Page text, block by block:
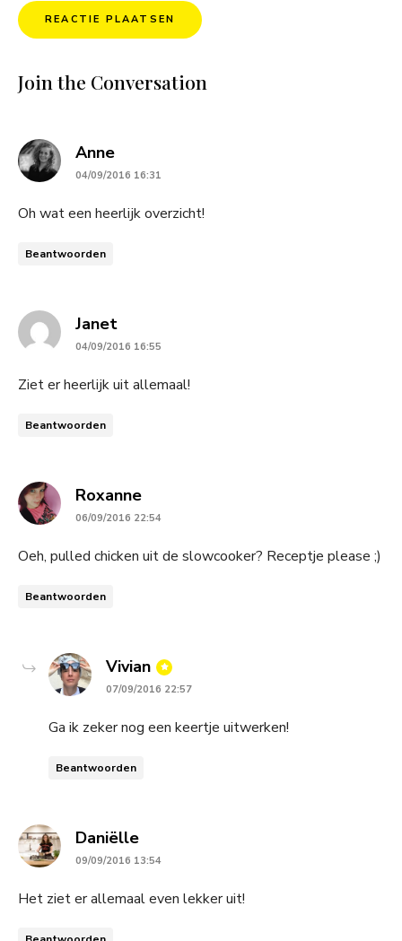
Join the Conversation
Annesays:
04/09/2016 16:31
Oh wat een heerlijk overzicht!
Beantwoorden
Janetsays:
04/09/2016 16:55
Ziet er heerlijk uit allemaal!
Beantwoorden
Roxannesays:
06/09/2016 22:54
Oeh, pulled chicken uit de slowcooker? Receptje please ;)
Beantwoorden
Vivian says:
07/09/2016 22:57
Ga ik zeker nog een keertje uitwerken!
Beantwoorden
Daniëllesays:
09/09/2016 13:54
Het ziet er allemaal even lekker uit!